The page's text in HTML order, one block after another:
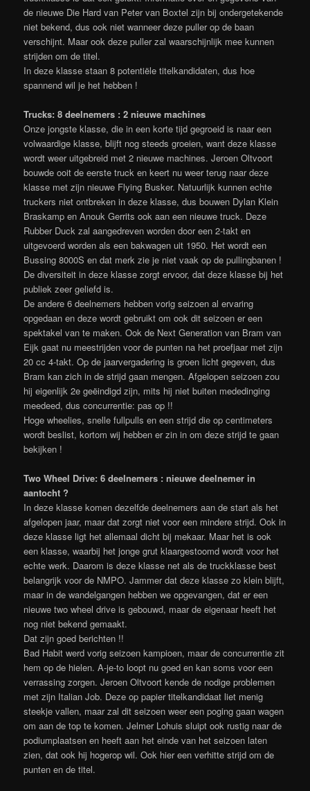
de nieuwe Die Hard van Peter van Boxtel zijn bij ondergetekende
niet bekend, dus ook niet wanneer deze puller op de baan
verschijnt. Maar ook deze puller zal waarschijnlijk mee kunnen
strijden om de titel.
In deze klasse staan 8 potentiële titelkandidaten, dus hoe
spannend wil je het hebben !
Trucks: 8 deelnemers : 2 nieuwe machines
Onze jongste klasse, die in een korte tijd gegroeid is naar een
volwaardige klasse, blijft nog steeds groeien, want deze klasse
wordt weer uitgebreid met 2 nieuwe machines. Jeroen Oltvoort
bouwde ooit de eerste truck en keert nu weer terug naar deze
klasse met zijn nieuwe Flying Busker. Natuurlijk kunnen echte
truckers niet ontbreken in deze klasse, dus bouwen Dylan Klein
Braskamp en Anouk Gerrits ook aan een nieuwe truck. Deze
Rubber Duck zal aangedreven worden door een 2-takt en
uitgevoerd worden als een bakwagen uit 1950. Het wordt een
Bussing 8000S en dat merk zie je niet vaak op de pullingbanen !
De diversiteit in deze klasse zorgt ervoor, dat deze klasse bij het
publiek zeer geliefd is.
De andere 6 deelnemers hebben vorig seizoen al ervaring
opgedaan en deze wordt gebruikt om ook dit seizoen er een
spektakel van te maken. Ook de Next Generation van Bram van
Eijk gaat nu meestrijden voor de punten na het proefjaar met zijn
20 cc 4-takt. Op de jaarvergadering is groen licht gegeven, dus
Bram kan zich in de strijd gaan mengen. Afgelopen seizoen zou
hij eigenlijk 2e geëindigd zijn, mits hij niet buiten mededinging
meedeed, dus concurrentie: pas op !!
Hoge wheelies, snelle fullpulls en een strijd die op centimeters
wordt beslist, kortom wij hebben er zin in om deze strijd te gaan
bekijken !
Two Wheel Drive: 6 deelnemers : nieuwe deelnemer in
aantocht ?
In deze klasse komen dezelfde deelnemers aan de start als het
afgelopen jaar, maar dat zorgt niet voor een mindere strijd. Ook in
deze klasse ligt het allemaal dicht bij mekaar. Maar het is ook
een klasse, waarbij het jonge grut klaargestoomd wordt voor het
echte werk. Daarom is deze klasse net als de truckklasse best
belangrijk voor de NMPO. Jammer dat deze klasse zo klein blijft,
maar in de wandelgangen hebben we opgevangen, dat er een
nieuwe two wheel drive is gebouwd, maar de eigenaar heeft het
nog niet bekend gemaakt.
Dat zijn goed berichten !!
Bad Habit werd vorig seizoen kampioen, maar de concurrentie zit
hem op de hielen. A-je-to loopt nu goed en kan soms voor een
verrassing zorgen. Jeroen Oltvoort kende de nodige problemen
met zijn Italian Job. Deze op papier titelkandidaat liet menig
steekje vallen, maar zal dit seizoen weer een poging gaan wagen
om aan de top te komen. Jelmer Lohuis sluipt ook rustig naar de
podiumplaatsen en heeft aan het einde van het seizoen laten
zien, dat ook hij hogerop wil. Ook hier een verhitte strijd om de
punten en de titel.